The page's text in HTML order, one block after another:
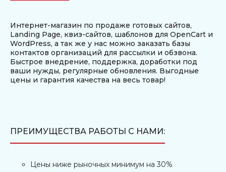
-26%
Готовый сайт по выдаче займов
1700₽ 1250₽
Движок DLE - 13.2. В архиве идет инструкция по
установке и настройке сайта. Также есть
ключа для движка. Модули: 1. Управление
Интернет-магазин по продаже готовых сайтов,
Landing Page, квиз-сайтов, шаблонов для OpenCart и
WordPress, а так же у нас можно заказать базы
контактов организаций для рассылки и обзвона.
Быстрое внедрение, поддержка, доработки под
ваши нужды, регулярные обновления. Выгодные
цены и гарантия качества на весь товар!
ПРЕИМУЩЕСТВА РАБОТЫ С НАМИ:
Цены ниже рыночных минимум на 30%